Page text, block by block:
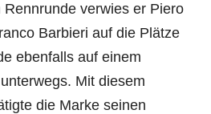
verwies er Piero
Barbieri auf die Plätze
ebenfalls auf einem
Mit diesem
die Marke seinen